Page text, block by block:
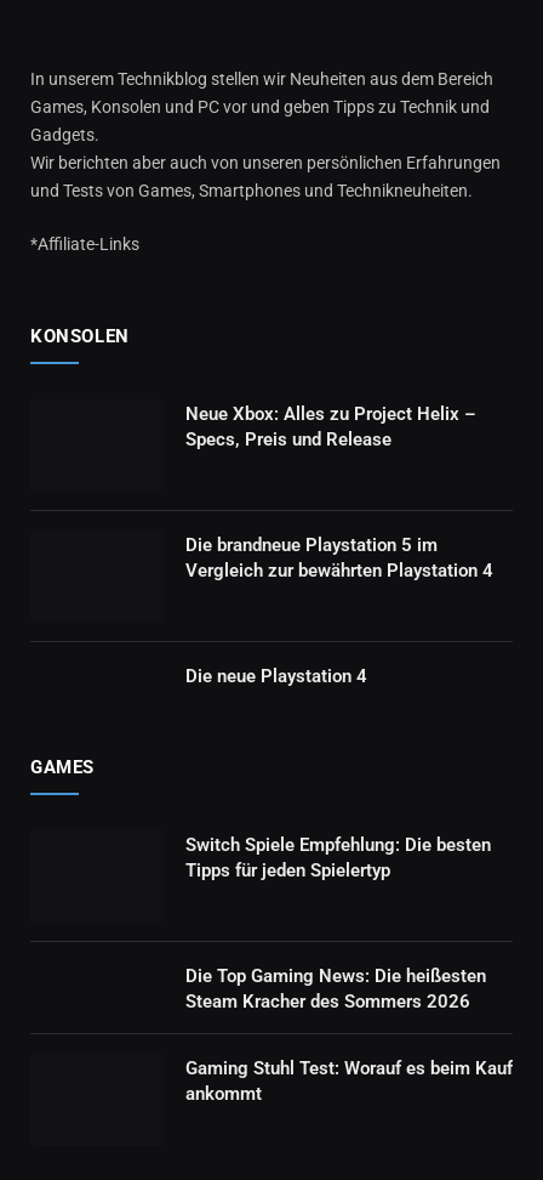
In unserem Technikblog stellen wir Neuheiten aus dem Bereich
Games, Konsolen und PC vor und geben Tipps zu Technik und
Gadgets.
Wir berichten aber auch von unseren persönlichen Erfahrungen
und Tests von Games, Smartphones und Technikneuheiten.
*Affiliate-Links
KONSOLEN
Neue Xbox: Alles zu Project Helix –
Specs, Preis und Release
Die brandneue Playstation 5 im
Vergleich zur bewährten Playstation 4
Die neue Playstation 4
GAMES
Switch Spiele Empfehlung: Die besten
Tipps für jeden Spielertyp
Die Top Gaming News: Die heißesten
Steam Kracher des Sommers 2026
Gaming Stuhl Test: Worauf es beim Kauf
ankommt